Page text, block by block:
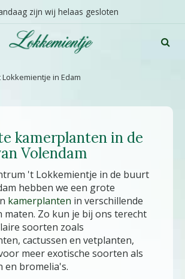
in Edam
zijn wij helaas gesloten
kamerplanten in de
Volendam
't Lokkemientje in de buurt
hebben we een grote
kamerplanten in verschillende
maten. Zo kun je bij ons terecht
soorten zoals
cactussen en vetplanten,
meer exotische soorten als
en bromelia's.